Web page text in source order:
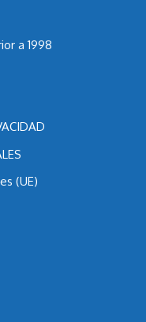
a 1998
(UE)